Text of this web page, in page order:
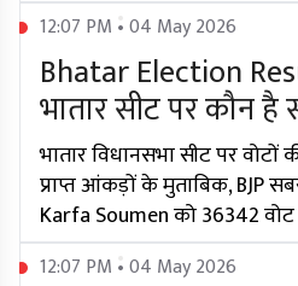
12:07 PM • 04 May 2026
Bhatar Election
भातार सीट पर कौन
भातार विधानसभा सीट पर वोटों
प्राप्त आंकड़ों के मुताबिक, BJP
Karfa Soumen को 36342
12:07 PM • 04 May 2026